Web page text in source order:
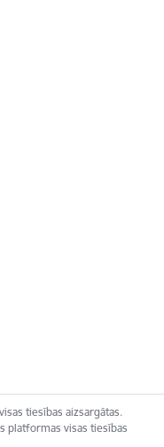
tiesības aizsargātas.
platformas visas tiesības